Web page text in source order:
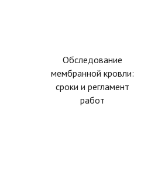
Обследование
мембранной кровли:
сроки и регламент
работ